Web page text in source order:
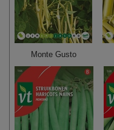
Monte Gusto